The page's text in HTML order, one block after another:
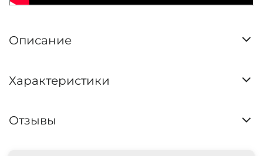
Описание
Характеристики
Отзывы